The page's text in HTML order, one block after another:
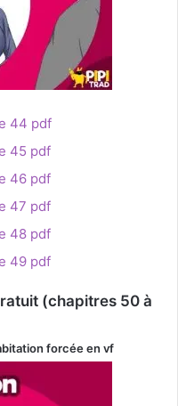
44 pdf
45 pdf
46 pdf
47 pdf
48 pdf
49 pdf
(chapitres 50 à
forcéeen vf